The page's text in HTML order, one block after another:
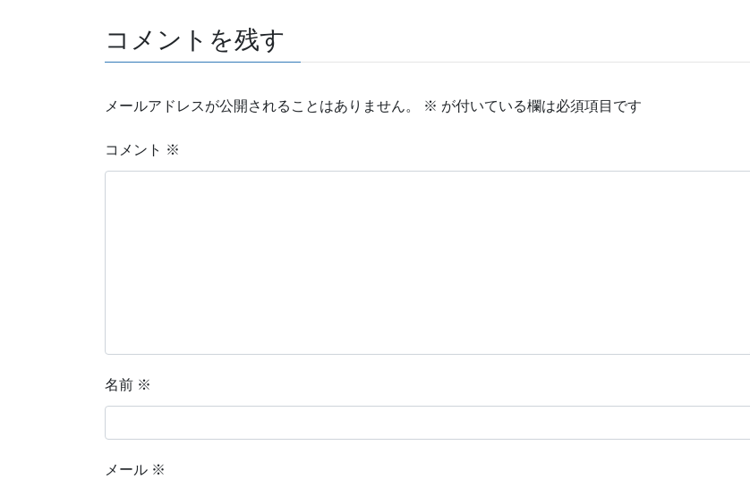
コメントを残す
メールアドレスが公開されることはありません。 ※ が付いている欄は必須項目です
コメント ※
名前 ※
メール ※